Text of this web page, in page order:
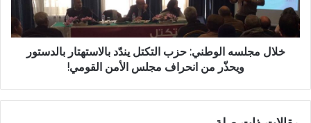
خلال مجلسه الوطني: حزب التكتل يندّد بالاستهتار بالدستور
ويحذّر من انحراف مجلس الأمن القومي!